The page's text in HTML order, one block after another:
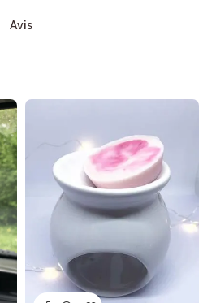
Avis